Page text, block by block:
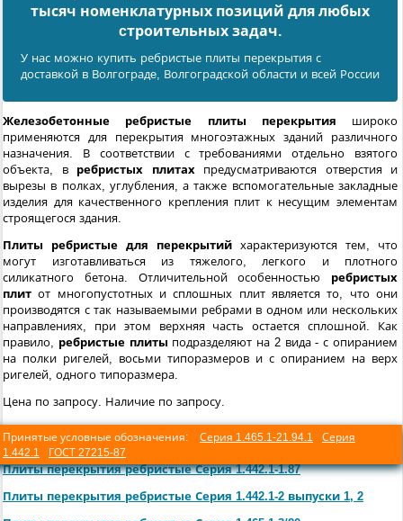
тысяч номенклатурных позиций для любых
cтроительных задач.
У нас можно купить ребристые плиты перекрытия с
доставкой в Волгоградe, Волгоградской области и всей России
Железобетонные ребристые плиты перекрытия широко
применяются для перекрытия многоэтажных зданий различного
назначения. В соответствии с требованиями отдельно взятого
объекта, в ребристых плитах предусматриваются отверстия и
вырезы в полках, углубления, а также вспомогательные закладные
изделия для качественного крепления плит к несущим элементам
строящегося здания.
Плиты ребристые для перекрытий характеризуются тем, что
могут изготавливаться из тяжелого, легкого и плотного
силикатного бетона. Отличительной особенностью ребристых
плит от многопустотных и сплошных плит является то, что они
производятся с так называемыми ребрами в одном или нескольких
направлениях, при этом верхняя часть остается сплошной. Как
правило, ребристые плиты подразделяют на 2 вида - с опиранием
на полки ригелей, восьми типоразмеров и с опиранием на верх
ригелей, одного типоразмера.
Цена по запросу. Наличие по запросу.
Принятые условные обозначения: Серия 1.465.1-21.94.1
Серия
1.442.1
ГОСТ 27215-87
Плиты перекрытия ребристые Серия 1.442.1-1.87
Плиты перекрытия ребристые Серия 1.442.1-2 выпуски 1, 2